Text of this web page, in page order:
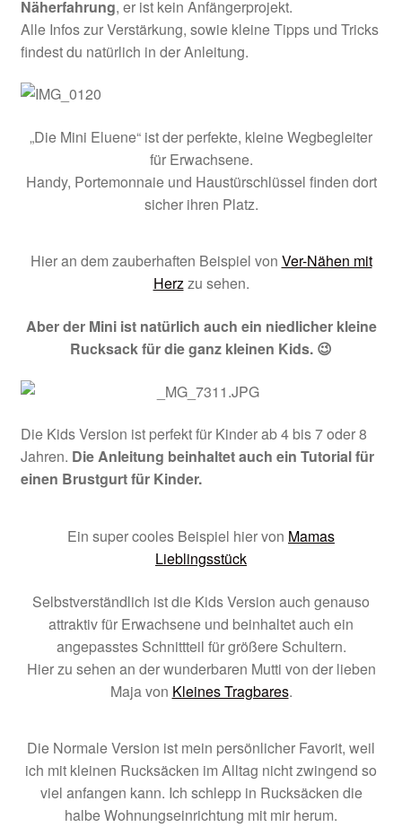
Näherfahrung, er ist kein Anfängerprojekt.
Alle Infos zur Verstärkung, sowie kleine Tipps und Tricks
findest du natürlich in der Anleitung.
„Die Mini Eluene“ ist der perfekte, kleine Wegbegleiter
für Erwachsene.
Handy, Portemonnaie und Haustürschlüssel finden dort
sicher ihren Platz.
Hier an dem zauberhaften Beispiel von Ver-Nähen mit
Herzzu sehen.
Aber der Mini ist natürlich auch ein niedlicher kleine
Rucksack für die ganz kleinen Kids. 😉
Die Kids Version ist perfekt für Kinder ab 4 bis 7 oder 8
Jahren. Die Anleitung beinhaltet auch ein Tutorial für
einen Brustgurt für Kinder.
Ein super cooles Beispiel hier von Mamas
Lieblingsstück
Selbstverständlich ist die Kids Version auch genauso
attraktiv für Erwachsene und beinhaltet auch ein
angepasstes Schnittteil für größere Schultern.
Hier zu sehen an der wunderbaren Mutti von der lieben
Maja von Kleines Tragbares.
Die Normale Version ist mein persönlicher Favorit, weil
ich mit kleinen Rucksäcken im Alltag nicht zwingend so
viel anfangen kann. Ich schlepp in Rucksäcken die
halbe Wohnungseinrichtung mit mir herum.